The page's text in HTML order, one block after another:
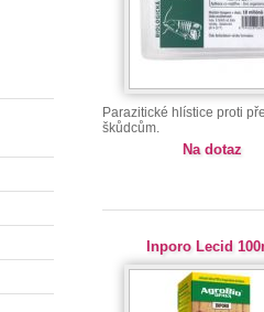
Parazitické hlístice proti
škůdcům.
Na dotaz
Inporo Lecid